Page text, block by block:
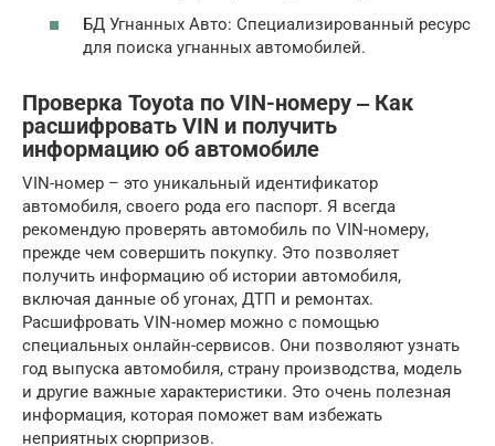
БД Угнанных Авто: Специализированный ресурс
для поиска угнанных автомобилей.
Проверка Toyota по VIN-номеру ‒ Как
расшифровать VIN и получить
информацию об автомобиле
VIN-номер – это уникальный идентификатор
автомобиля, своего рода его паспорт. Я всегда
рекомендую проверять автомобиль по VIN-номеру,
прежде чем совершить покупку. Это позволяет
получить информацию об истории автомобиля,
включая данные об угонах, ДТП и ремонтах.
Расшифровать VIN-номер можно с помощью
специальных онлайн-сервисов. Они позволяют узнать
год выпуска автомобиля, страну производства, модель
и другие важные характеристики. Это очень полезная
информация, которая поможет вам избежать
неприятных сюрпризов.